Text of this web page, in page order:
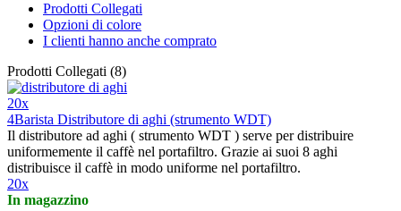
Prodotti Collegati
Opzioni di colore
I clienti hanno anche comprato
Prodotti Collegati (8)
20x
4Barista Distributore di aghi (strumento WDT)
Il distributore ad aghi ( strumento WDT ) serve per distribuire
uniformemente il caffè nel portafiltro. Grazie ai suoi 8 aghi
distribuisce il caffè in modo uniforme nel portafiltro.
20x
In magazzino